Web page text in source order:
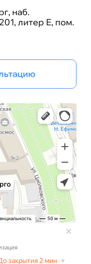
наб.
литер Е, пом.